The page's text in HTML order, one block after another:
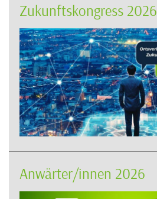
Zukunftskongress 2026
Anwärter/innen 2026